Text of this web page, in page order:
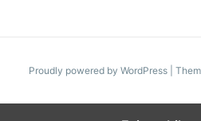
Proudly powered by WordPress